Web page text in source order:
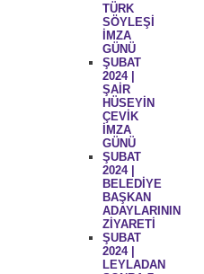
TÜRK
SÖYLEŞİ
İMZA
GÜNÜ
ŞUBAT
2024 |
ŞAİR
HÜSEYİN
ÇEVİK
İMZA
GÜNÜ
ŞUBAT
2024 |
BELEDİYE
BAŞKAN
ADAYLARININ
ZİYARETİ
ŞUBAT
2024 |
LEYLADAN